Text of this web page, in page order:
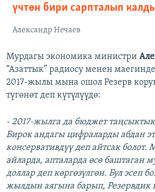
үчтөн бири сарпталып
Александр Нечаев
Мурдагы экономика министри
“Азаттык” радиосу менен
2017-жылы мына ошол Резерв
түгөнөт деп күтүлүүдө:
- 2017-жылга да бюджет таңсыктык
Бирок андагы цифраларды абдан
консервативдүү деп айтсак
айларда, апталарда өсө баштаган
доллар деп көргөзүлгөн. Бул эсеп
жылдын аягына барып, Резервдик